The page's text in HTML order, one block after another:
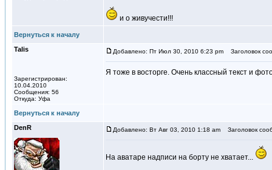
и о живучести!!!
Вернуться к началу
Talis
Зарегистрирован:
10.04.2010
Сообщения: 56
Откуда: Уфа
Добавлено: Пт Июл 30, 2010 6:23 pm Заголовок
Я тоже в восторге. Очень классный текст и
Вернуться к началу
DenR
Добавлено: Вт Авг 03, 2010 1:18 am Заголовок
На аватаре надписи на борту не хватает...